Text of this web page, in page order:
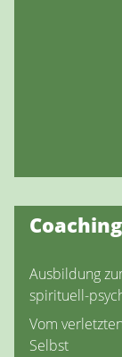
Coaching
Ausbildung
spirituell-
Vom
Selbst